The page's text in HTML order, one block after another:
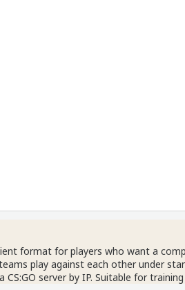
format for players who want a
play against each other under
server by IP. Suitable for